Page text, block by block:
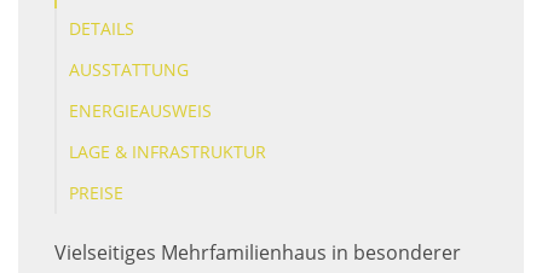
DETAILS
AUSSTATTUNG
ENERGIEAUSWEIS
LAGE & INFRASTRUKTUR
PREISE
Vielseitiges Mehrfamilienhaus in besonderer